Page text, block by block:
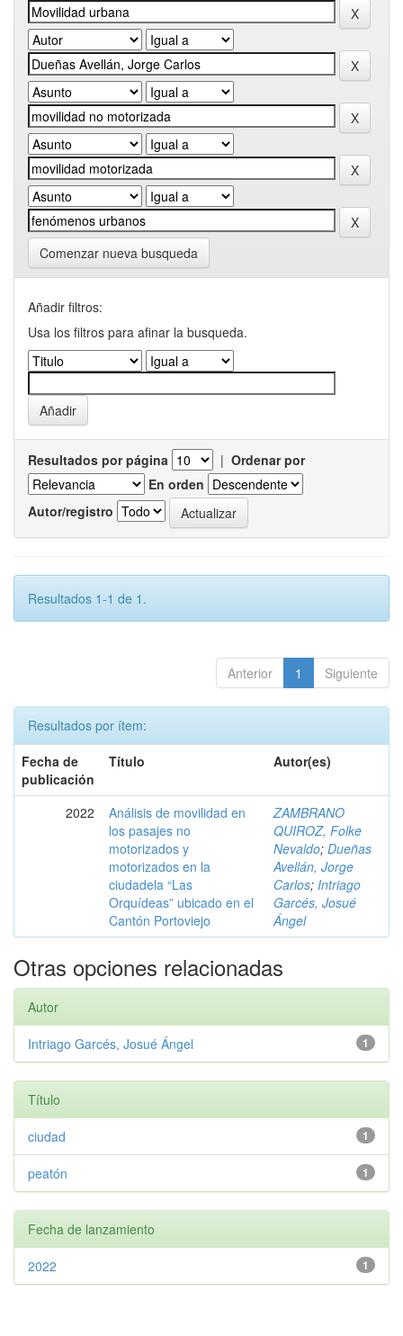
Comenzar nueva busqueda
Añadir filtros:
Usa los filtros para afinar la busqueda.
Resultados por página | Ordenar por
En orden
Autor/registro
Resultados 1-1 de 1.
Anterior 1 Siguiente
Resultados por ítem:
Fecha de
publicación
Título Autor(es)
2022
Análisis de movilidad en
los pasajes no
motorizados y
motorizados en la
ciudadela “Las
Orquídeas” ubicado en el
Cantón Portoviejo
ZAMBRANO
QUIROZ, Folke
Nevaldo; Dueñas
Avellán, Jorge
Carlos; Intriago
Garcés, Josué
Ángel
Otras opciones relacionadas
Autor
1
Intriago Garcés, Josué Ángel
Título
1
ciudad
1
peatón
Fecha de lanzamiento
1
2022